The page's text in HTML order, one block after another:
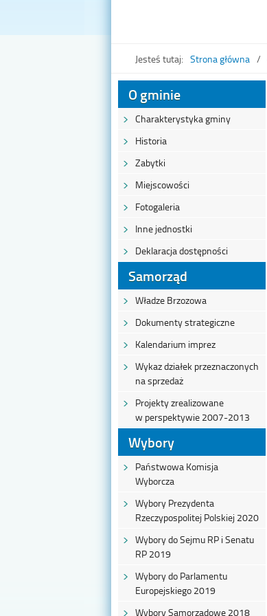
Jesteś tutaj: Strona główna
O gminie
Charakterystyka gminy
Historia
Zabytki
Miejscowości
Fotogaleria
Inne jednostki
Deklaracja dostępności
Samorząd
Władze Brzozowa
Dokumenty strategiczne
Kalendarium imprez
Wykaz działek przeznaczonych
na sprzedaż
Projekty zrealizowane
w perspektywie 2007-2013
Wybory
Państwowa Komisja
Wyborcza
Wybory Prezydenta
Rzeczypospolitej Polskiej 2020
Wybory do Sejmu RP i Senatu
RP 2019
Wybory do Parlamentu
Europejskiego 2019
Wybory Samorządowe 2018